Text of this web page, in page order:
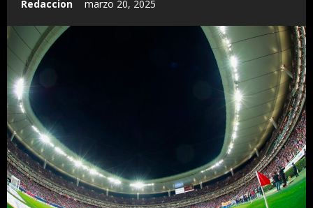
Redaccion marzo 20, 2025